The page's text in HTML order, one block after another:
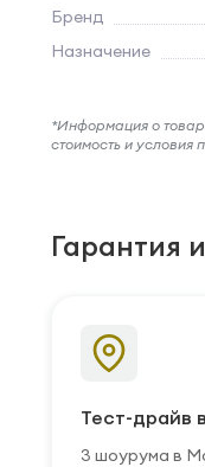
Бренд
Назначение
*Информация о
стоимость и
Гарантия
Тест-драйв
3 шоурума в